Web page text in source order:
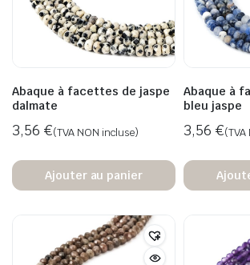
Abaque à facettes de jaspe
dalmate
3,56 €(TVA NON incluse)
Ajouter au panier
Abaque à
bleu jaspe
3,56 €